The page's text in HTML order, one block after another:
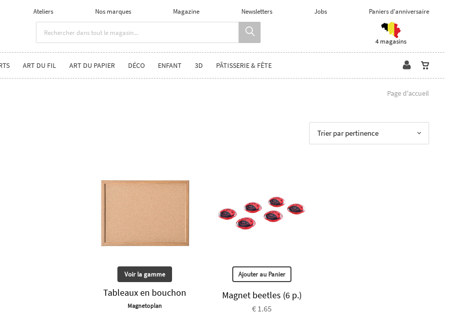
Ateliers Nos marques Magazine Newsletters Jobs Paniers d'anniversaire
4 magasins
ART DU FIL ART DU PAPIER DÉCO ENFANT 3D PÂTISSERIE & FÊTE
Page d'accueil
Trier par pertinence
Voir la gamme
Tableaux en bouchon
Magnetoplan
Ajouter au Panier
Magnet beetles (6 p.)
€ 1.65